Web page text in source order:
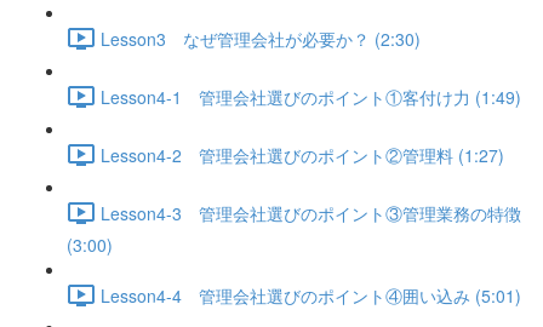
Lesson3 なぜ管理会社が必要か？ (2:30)
Lesson4-1 管理会社選びのポイント①客付け力 (1:49)
Lesson4-2 管理会社選びのポイント②管理料 (1:27)
Lesson4-3 管理会社選びのポイント③管理業務の特徴
(3:00)
Lesson4-4 管理会社選びのポイント④囲い込み (5:01)